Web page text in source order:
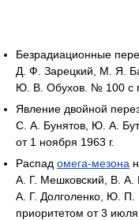
Безрадиационные
Д. Ф. Зарецкий, М. Я.
Ю. В. Обухов. № 100 с
Явление двойной
С. А. Бунятов, Ю. А.
от 1 ноября 1963 г.
Распад омега-мезона
А. Г. Мешковский, В.
А. Г. Долголенко, Ю.
приоритетом от 3 июля